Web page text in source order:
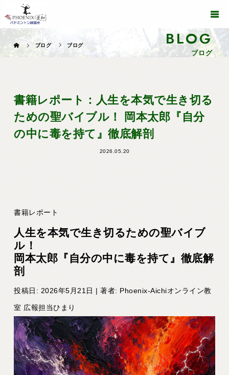
BLOG
ブログ
ブログ ブログ
書籍レポート：人生を本気で生き切る
ための聖バイブル！ 岡本太郎『自分
の中に毒を持て』徹底解剖
2026.05.20
書籍レポート
人生を本気で生き切るための聖バイブ
ル！
岡本太郎『自分の中に毒を持て』徹底解
剖
投稿日: 2026年5月21日 | 著者: Phoenix-Aichiオンライン教
室 広報担当ひまり